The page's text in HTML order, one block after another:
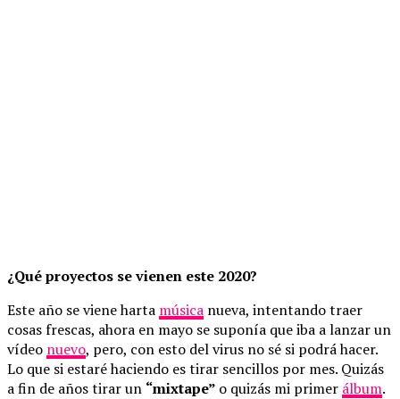
¿Qué proyectos se vienen este 2020?
Este año se viene harta música nueva, intentando traer
cosas frescas, ahora en mayo se suponía que iba a lanzar un
vídeo nuevo, pero, con esto del virus no sé si podrá hacer.
Lo que si estaré haciendo es tirar sencillos por mes. Quizás
a fin de años tirar un “mixtape” o quizás mi primer álbum.